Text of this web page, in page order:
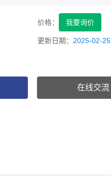
价格： 我要询价
更新日期： 2025-02-25
在线交流